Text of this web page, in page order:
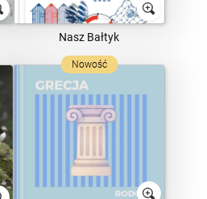
Nasz Bałtyk
Nowość